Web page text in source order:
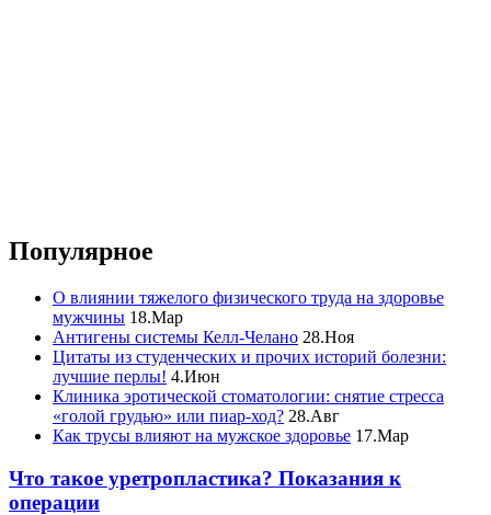
Популярное
О влиянии тяжелого физического труда на здоровье
мужчины 18.Мар
Антигены системы Келл-Челано 28.Ноя
Цитаты из студенческих и прочих историй болезни:
лучшие перлы! 4.Июн
Клиника эротической стоматологии: снятие стресса
«голой грудью» или пиар-ход? 28.Авг
Как трусы влияют на мужское здоровье 17.Мар
Что такое уретропластика? Показания к
операции